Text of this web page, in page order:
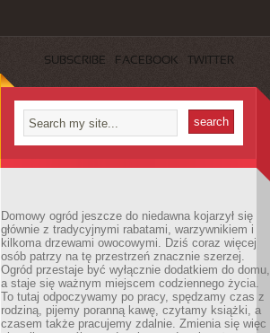
SUBSCRIBE FACEBOOK TWITTER
Domowy ogród jeszcze do niedawna kojarzył się
głównie z tradycyjnymi rabatami, warzywnikiem i
kilkoma drzewami owocowymi. Dziś coraz więcej
osób patrzy na tę przestrzeń znacznie szerzej.
Ogród przestaje być wyłącznie dodatkiem do domu,
a staje się ważnym miejscem codziennego życia.
To tutaj odpoczywamy po pracy, spędzamy czas z
rodziną, pijemy poranną kawę, czytamy książki, a
czasem także pracujemy zdalnie. Zmienia się więc